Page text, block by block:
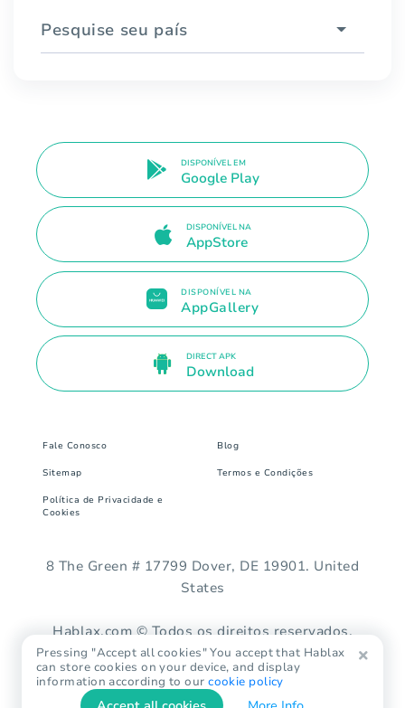
Pesquise seu país
DISPONÍVEL EM
Google Play
DISPONÍVEL NA
AppStore
DISPONÍVEL NA
AppGallery
DIRECT APK
Download
Fale Conosco Blog
Sitemap Termos e Condições
Política de Privacidade e
Cookies
8 The Green # 17799 Dover, DE 19901. United
States
Hablax.com © Todos os direitos reservados.
Pressing "Accept all cookies" You accept that Hablax
can store cookies on your device, and display
information according to ourcookie policy